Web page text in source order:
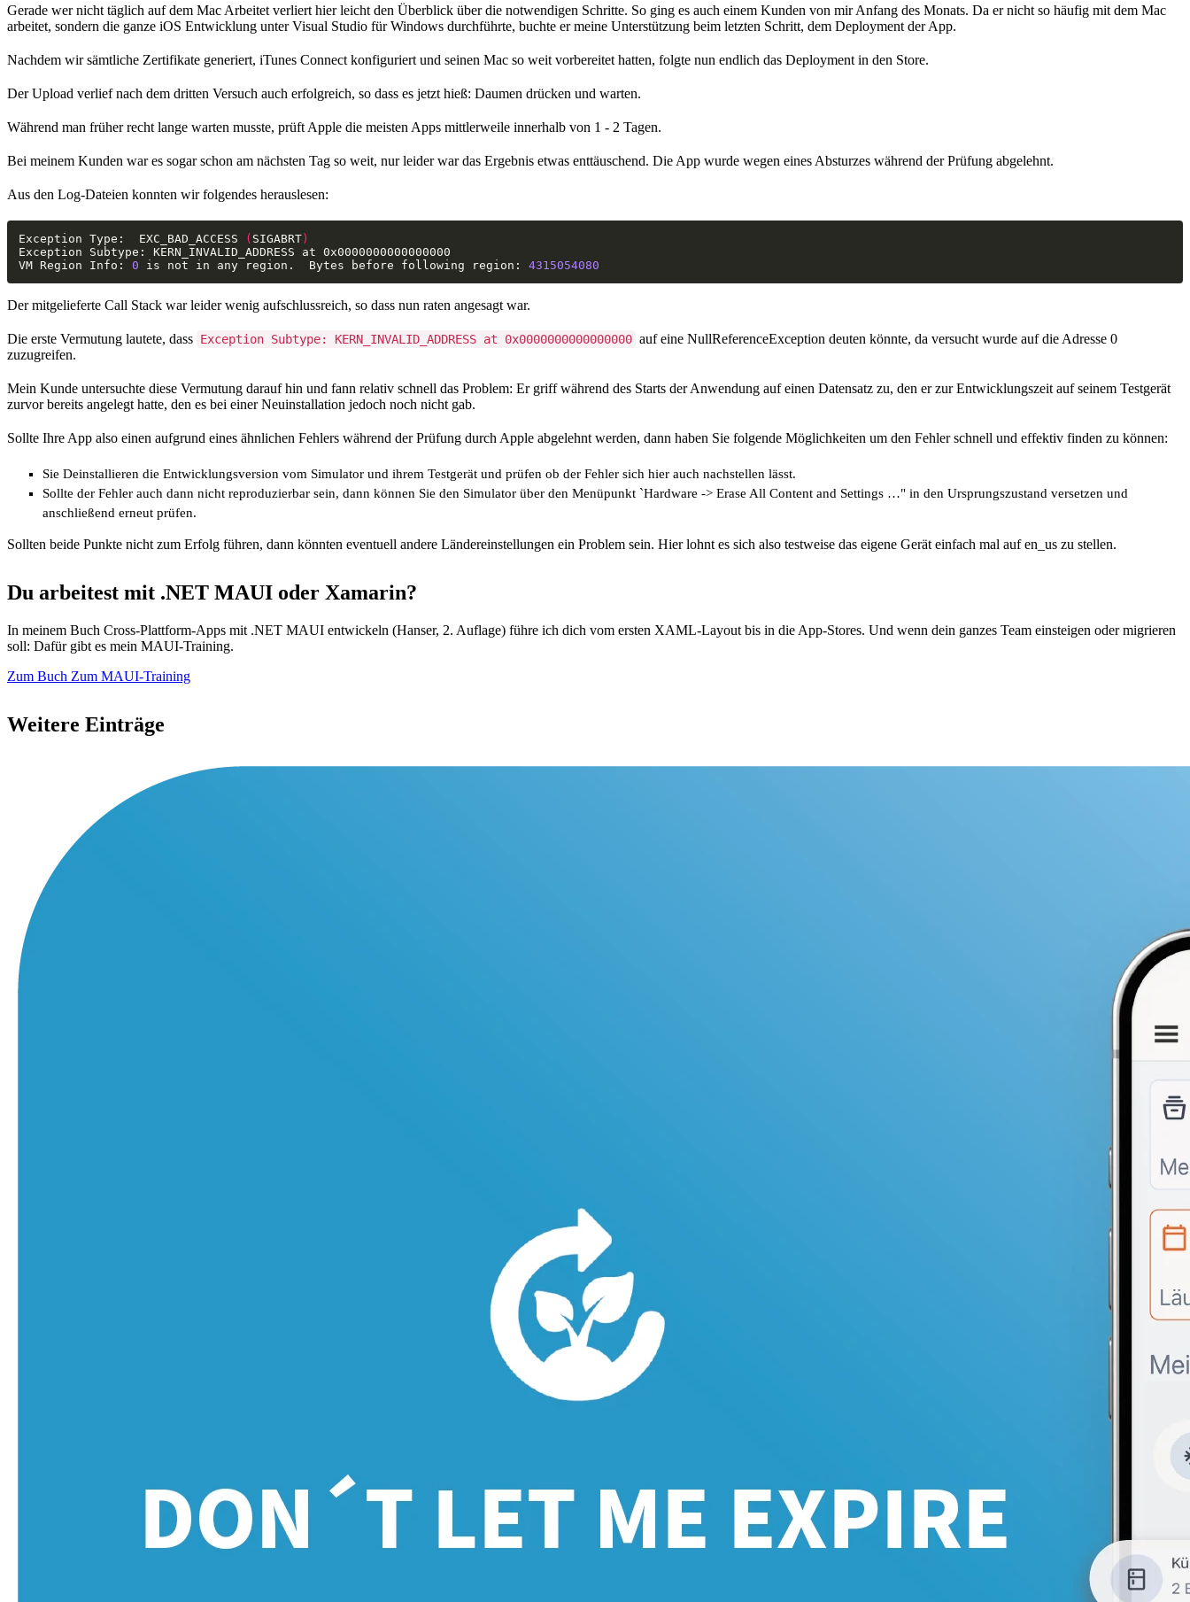
Gerade wer nicht täglich auf dem Mac Arbeitet verliert hier leicht den Überblick über die notwendigen Schritte. So ging es auch einem Kunden von mir Anfang des Monats. Da er nicht so häufig mit dem Mac
arbeitet, sondern die ganze iOS Entwicklung unter Visual Studio für Windows durchführte, buchte er meine Unterstützung beim letzten Schritt, dem Deployment der App.
Nachdem wir sämtliche Zertifikate generiert, iTunes Connect konfiguriert und seinen Mac so weit vorbereitet hatten, folgte nun endlich das Deployment in den Store.
Der Upload verlief nach dem dritten Versuch auch erfolgreich, so dass es jetzt hieß: Daumen drücken und warten.
Während man früher recht lange warten musste, prüft Apple die meisten Apps mittlerweile innerhalb von 1 - 2 Tagen.
Bei meinem Kunden war es sogar schon am nächsten Tag so weit, nur leider war das Ergebnis etwas enttäuschend. Die App wurde wegen eines Absturzes während der Prüfung abgelehnt.
Aus den Log-Dateien konnten wir folgendes herauslesen:
Exception Type:  EXC_BAD_ACCESS ( SIGABRT )
VM Region Info: 0 is not in any region.  Bytes before following region: 4315054080
Der mitgelieferte Call Stack war leider wenig aufschlussreich, so dass nun raten angesagt war.
Die erste Vermutung lautete, dass Exception Subtype: KERN_INVALID_ADDRESS at 0x0000000000000000 auf eine NullReferenceException deuten könnte, da versucht wurde auf die Adresse 0
zuzugreifen.
Mein Kunde untersuchte diese Vermutung darauf hin und fann relativ schnell das Problem: Er griff während des Starts der Anwendung auf einen Datensatz zu, den er zur Entwicklungszeit auf seinem Testgerät
zurvor bereits angelegt hatte, den es bei einer Neuinstallation jedoch noch nicht gab.
Sollte Ihre App also einen aufgrund eines ähnlichen Fehlers während der Prüfung durch Apple abgelehnt werden, dann haben Sie folgende Möglichkeiten um den Fehler schnell und effektiv finden zu können:
Sie Deinstallieren die Entwicklungsversion vom Simulator und ihrem Testgerät und prüfen ob der Fehler sich hier auch nachstellen lässt.
Sollte der Fehler auch dann nicht reproduzierbar sein, dann können Sie den Simulator über den Menüpunkt `Hardware -> Erase All Content and Settings …" in den Ursprungszustand versetzen und
anschließend erneut prüfen.
Sollten beide Punkte nicht zum Erfolg führen, dann könnten eventuell andere Ländereinstellungen ein Problem sein. Hier lohnt es sich also testweise das eigene Gerät einfach mal auf en_us zu stellen.
Du arbeitest mit .NET MAUI oder Xamarin?
In meinem Buch Cross-Plattform-Apps mit .NET MAUI entwickeln (Hanser, 2. Auflage) führe ich dich vom ersten XAML-Layout bis in die App-Stores. Und wenn dein ganzes Team einsteigen oder migrieren
soll: Dafür gibt es mein MAUI-Training.
Zum Buch Zum MAUI-Training
Weitere Einträge